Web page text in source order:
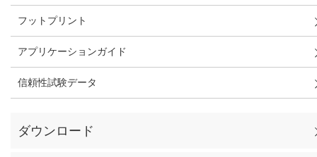
フットプリント
アプリケーションガイド
信頼性試験データ
ダウンロード